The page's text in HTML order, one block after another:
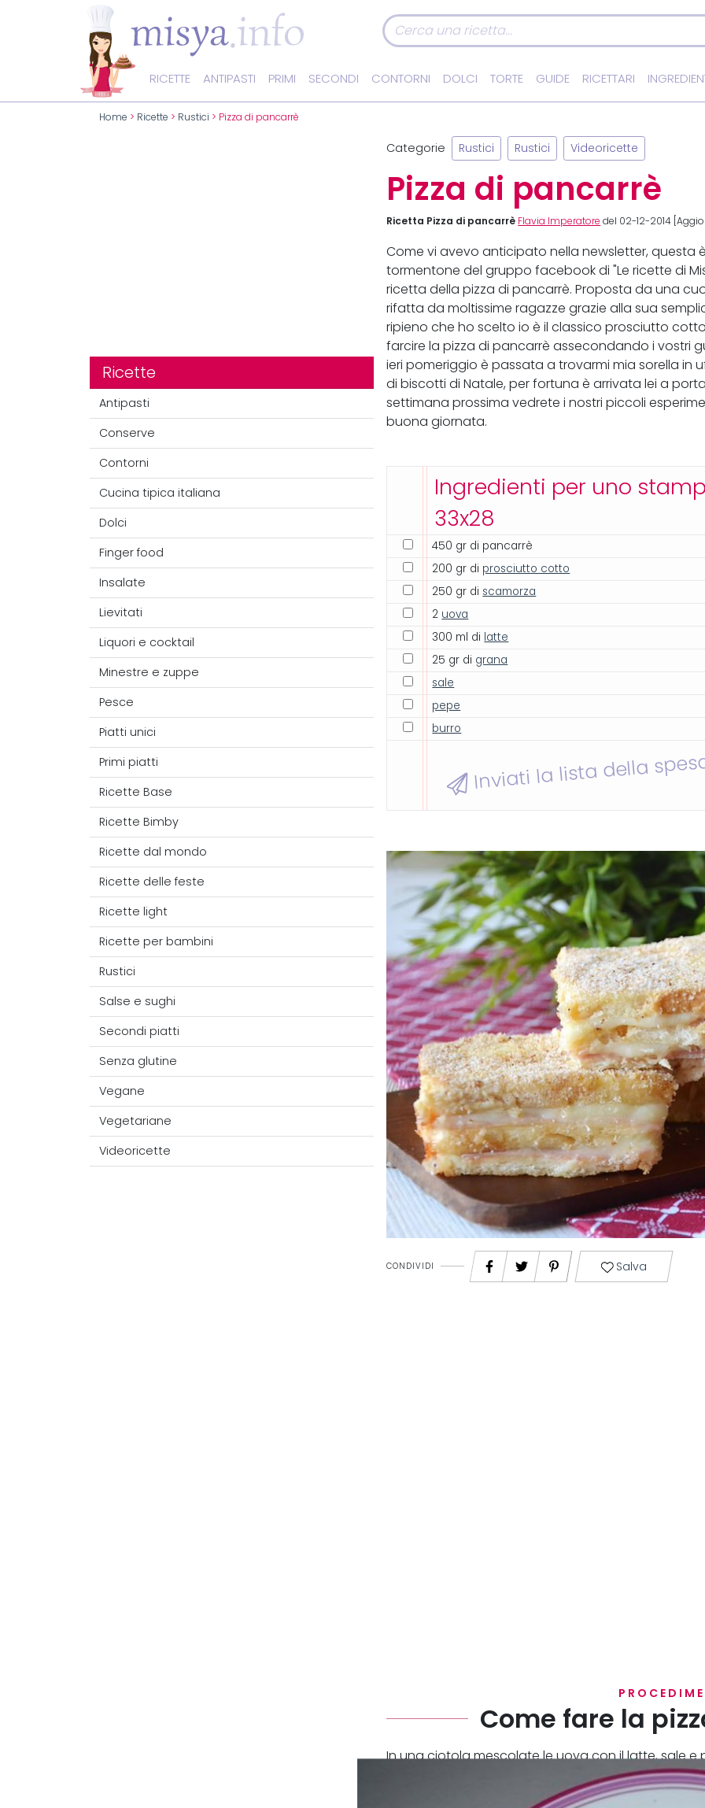
RICETTE ANTIPASTI PRIMI SECONDI CONTORNI DOLCI TORTE GUIDE RICETTARI
Home > Ricette > Rustici > Pizza di pancarrè
Ricette
Antipasti
Conserve
Contorni
Cucina tipica italiana
Dolci
Finger food
Insalate
Lievitati
Liquori e cocktail
Minestre e zuppe
Pesce
Piatti unici
Primi piatti
Ricette Base
Ricette Bimby
Ricette dal mondo
Ricette delle feste
Ricette light
Ricette per bambini
Rustici
Salse e sughi
Secondi piatti
Senza glutine
Vegane
Vegetariane
Videoricette
Categorie Rustici Rustici Videoricette
Pizza di pancarrè
Ricetta Pizza di pancarrè Flavia Imperatore del 02-12-2014
Come vi avevo anticipato nella newsletter, questa
tormentone del gruppo facebook di "Le ricette di
ricetta della pizza di pancarrè. Proposta da una
rifatta da moltissime ragazze grazie alla sua
ripieno che ho scelto io è il classico prosciutto
farcire la pizza di pancarrè assecondando i vostri
ieri pomeriggio è passata a trovarmi mia sorella
di biscotti di Natale, per fortuna è arrivata lei a
settimana prossima vedrete i nostri piccoli
buona giornata.
Ingredienti per uno
33x28
450 gr di pancarrè
200 gr di prosciutto cotto
250 gr di scamorza
2 uova
300 ml di latte
25 gr di grana
sale
pepe
burro
Inviati la lista della
CONDIVIDI Salva
Come fare la
In una ciotola mescolate le uova con il latte, sale e